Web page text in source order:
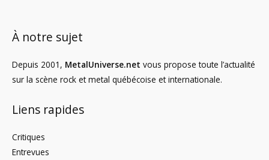
À notre sujet
Depuis 2001, MetalUniverse.net vous propose toute l’actualité
sur la scène rock et metal québécoise et internationale.
Liens rapides
Critiques
Entrevues